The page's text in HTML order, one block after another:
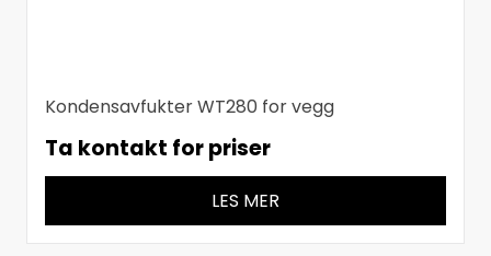
Kondensavfukter WT280 for vegg
Ta kontakt for priser
LES MER